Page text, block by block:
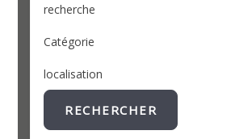
recherche
Catégorie
localisation
RECHERCHER